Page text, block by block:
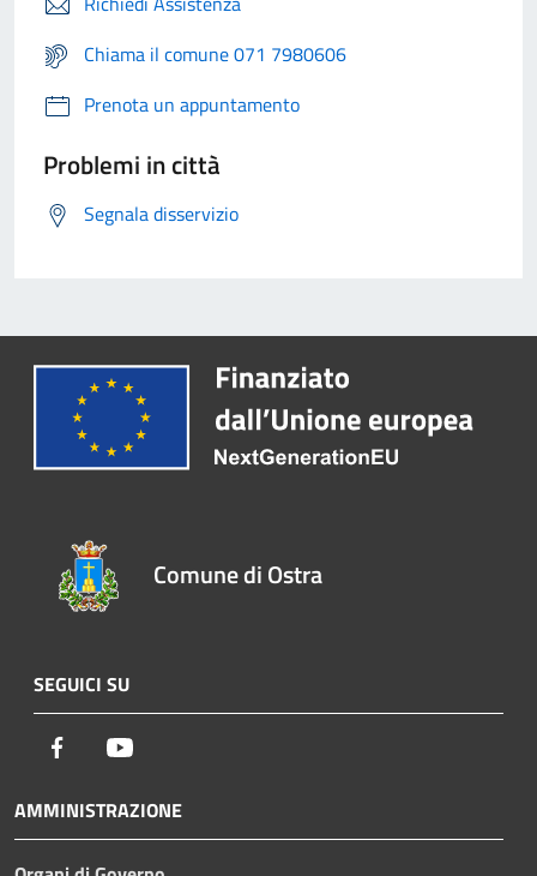
Chiama il comune 071 7980606
Prenota un appuntamento
Problemi in città
Segnala disservizio
Comune di Ostra
SEGUICI SU
Facebook
AMMINISTRAZIONE